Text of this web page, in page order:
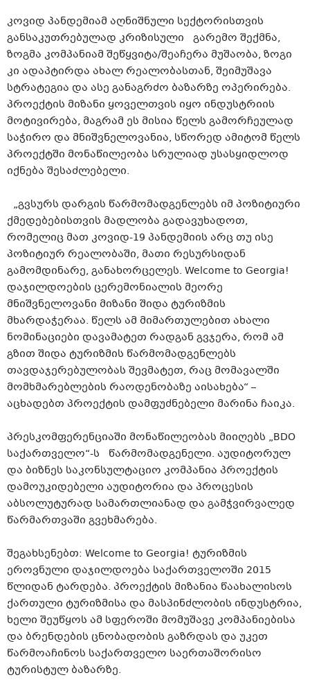
კოვიდ პანდემიამ აღნიშნული სექტორისთვის
განსაკუთრებულად კრიზისული გარემო შექმნა,
ზოგმა კომპანიამ შეწყვიტა/შეაჩერა მუშაობა, ზოგი
კი ადაპტირდა ახალ რეალობასთან, შეიმუშავა
სტრატეგია და ასე განაგრძო ბაზარზე ოპერირება.
პროექტის მიზანი ყოველთვის იყო ინდუსტრიის
მოტივირება, მაგრამ ეს მისია წელს გამორჩეულად
საჭირო და მნიშვნელოვანია, სწორედ ამიტომ წელს
პროექტში მონაწილეობა სრულიად უსასყიდლოდ
იქნება შესაძლებელი.
„გვსურს დარგის წარმომადგენლებს იმ პოზიტიური
ქმედებებისთვის მადლობა გადავუხადოთ,
რომელიც მათ კოვიდ-19 პანდემიის არც თუ ისე
პოზიტიურ რეალობაში, მათი რესურსიდან
გამომდინარე, განახორცელეს. Welcome to Georgia!
დაჯილდოების ცერემონიალის მეორე
მნიშვნელოვანი მიზანი შიდა ტურიზმის
მხარდაჭერაა. წელს ამ მიმართულებით ახალი
ნომინაციები დავამატეთ რადგან გვჯერა, რომ ამ
გზით შიდა ტურიზმის წარმომადგენლებს
თავდაჯერებულობას შევმატეთ, რაც მომავალში
მომხმარებლების რაოდენობაზე აისახება“ –
აცხადებთ პროექტის დამფუძნებელი მარინა ჩაიკა.
პრესკომფერენციაში მონაწილეობას მიიღებს „BDO
საქართველო“-ს წარმომადგენელი. აუდიტორულ
და ბიზნეს საკონსულტაციო კომპანია პროექტის
დამოუკიდებელი აუდიტორია და პროცესის
აბსოლუტურად სამართლიანად და გამჭვირვალედ
წარმართვაში გვეხმარება.
შეგახსენებთ: Welcome to Georgia! ტურიზმის
ეროვნული დაჯილდოება საქართველოში 2015
წლიდან ტარდება. პროექტის მიზანია წაახალისოს
ქართული ტურიზმისა და მასპინძლობის ინდუსტრია,
ხელი შეუწყოს ამ სფეროში მომუშავე კომპანიებისა
და ბრენდების ცნობადობის გაზრდას და უკეთ
წარმოაჩინოს საქართველო საერთაშორისო
ტურისტულ ბაზარზე.